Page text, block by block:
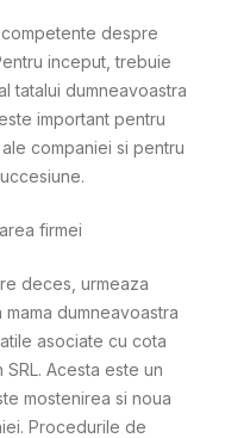
despre
inceput, trebuie
tatalui dumneavoastra
important pentru
companiei si pentru
firmei
deces, urmeaza
dumneavoastra
asociate cu cota
Acesta este un
mostenirea si noua
Procedurile de